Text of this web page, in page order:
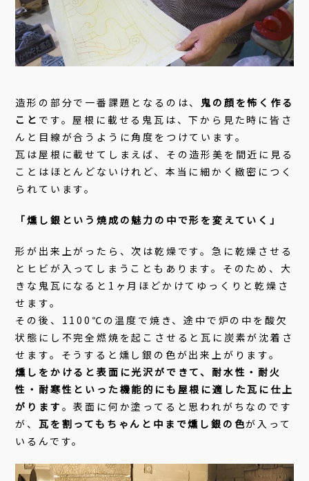
造形の部分で一番課題となるのは、 鬼の顔を怖く作る
こと です。屋根に載せる鬼瓦は、下から見た時に皆さ
んと目線が合うように角度をつけています。
瓦は屋根に載せてしまえば、その造形美を間近に見る
ことはほとんどないけれど、本当に細かく緻密につく
られています。
「燻し銀という焼成の魅力の中で形を変えていく」
形が出来上がったら、次は乾燥です。急に乾燥させる
とヒビが入ってしまうこともあります。そのため、大
きな鬼瓦になると1ヶ月ほどかけてゆっくりと乾燥さ
せます。
その後、1100℃の温度で焼き、途中で炉の中を酸欠
状態にし不完全燃焼を起こさせると瓦に炭素が沈着さ
せます。そうすると燻し銀の色が出来上がります。
燻しをかけると表面に光沢ができて、耐水性・耐火
性・耐寒性といった機能的にも屋根に適した瓦に仕上
がります 。表面に何か塗ってると思われがちなのです
が、 瓦を割ってもちゃんと中まで燻し銀の色が入って
いるんです。